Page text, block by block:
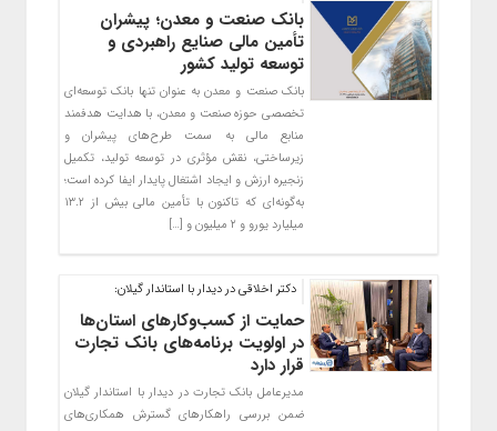
بانک صنعت و معدن؛ پیشران
تأمین مالی صنایع راهبردی و
توسعه تولید کشور
بانک صنعت و معدن به عنوان تنها بانک توسعه‌ای
تخصصی حوزه صنعت و معدن، با هدایت هدفمند
منابع مالی به سمت طرح‌های پیشران و
زیرساختی، نقش مؤثری در توسعه تولید، تکمیل
زنجیره ارزش و ایجاد اشتغال پایدار ایفا کرده است؛
به‌گونه‌ای که تاکنون با تأمین مالی بیش از ۱۳.۲
میلیارد یورو و ۲ میلیون و […]
دکتر اخلاقی در دیدار با استاندار گیلان:
حمایت از کسب‌وکارهای استان‌ها
در اولویت برنامه‌های بانک تجارت
قرار دارد
مدیرعامل بانک تجارت در دیدار با استاندار گیلان
ضمن بررسی راهکارهای گسترش همکاری‌های